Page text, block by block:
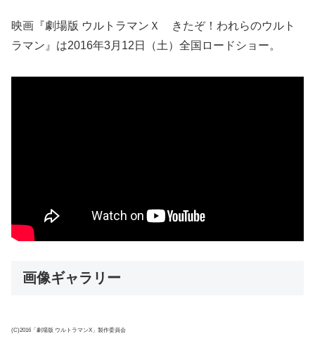
映画『劇場版 ウルトラマンＸ きたぞ！われらのウルト
ラマン』は2016年3月12日（土）全国ロードショー。
画像ギャラリー
(C)2016「劇場版 ウルトラマンX」製作委員会